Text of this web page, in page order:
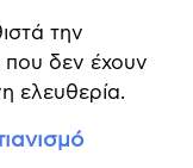
την
που δεν έχουν
ελευθερία.